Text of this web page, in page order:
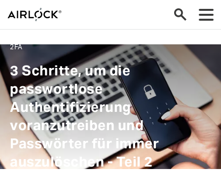
2FA
3 Schritte, um die
passwortlose
Authentifizierung
voranzutreiben und
Passwörter für immer
auszulöschen - Teil 2